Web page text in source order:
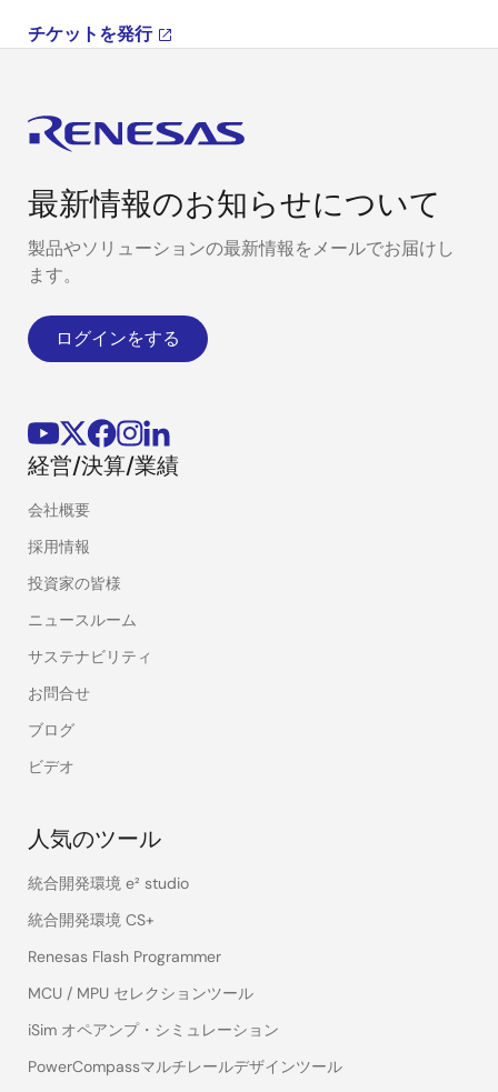
チケットを発行
最新情報のお知らせについて
製品やソリューションの最新情報をメールでお届けし
ます。
ログインをする
経営/決算/業績
会社概要
採用情報
投資家の皆様
ニュースルーム
サステナビリティ
お問合せ
ブログ
ビデオ
人気のツール
統合開発環境 e² studio
統合開発環境 CS+
Renesas Flash Programmer
MCU / MPU セレクションツール
iSim オペアンプ・シミュレーション
PowerCompassマルチレールデザインツール